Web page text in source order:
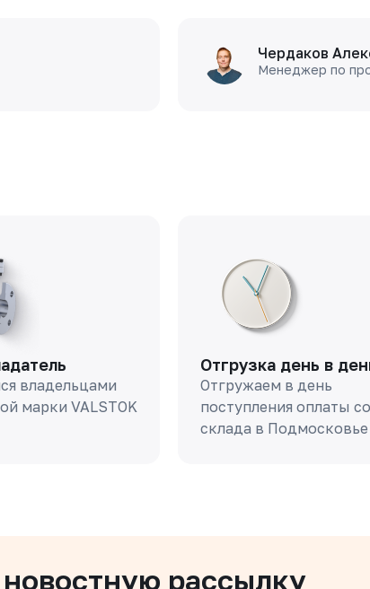
Чердаков
Менеджер по
владельцами
марки VALSTOK
Отгрузка день в
Отгружаем в день
поступления оплаты со
склада в Подмосковье
рассылку